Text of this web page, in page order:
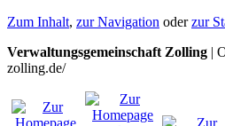
Zum Inhalt, zur Navigation oderzur
Verwaltungsgemeinschaft Zolling |
zolling.de/